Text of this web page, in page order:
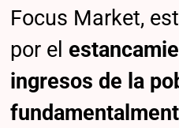
Focus Market,
por el
ingresos de la